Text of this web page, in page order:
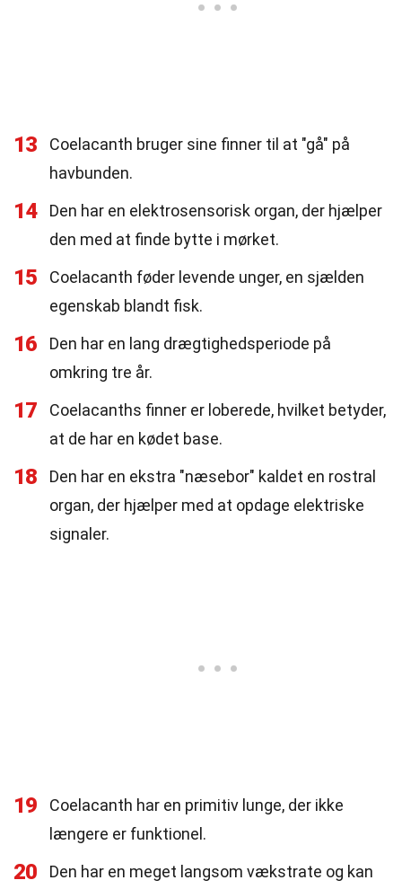
13
Coelacanth bruger sine finner til at "gå" på
havbunden.
14
Den har en elektrosensorisk organ, der hjælper
den med at finde bytte i mørket.
15
Coelacanth føder levende unger, en sjælden
egenskab blandt fisk.
16
Den har en lang drægtighedsperiode på
omkring tre år.
17
Coelacanths finner er loberede, hvilket betyder,
at de har en kødet base.
18
Den har en ekstra "næsebor" kaldet en rostral
organ, der hjælper med at opdage elektriske
signaler.
19
Coelacanth har en primitiv lunge, der ikke
længere er funktionel.
20
Den har en meget langsom vækstrate og kan